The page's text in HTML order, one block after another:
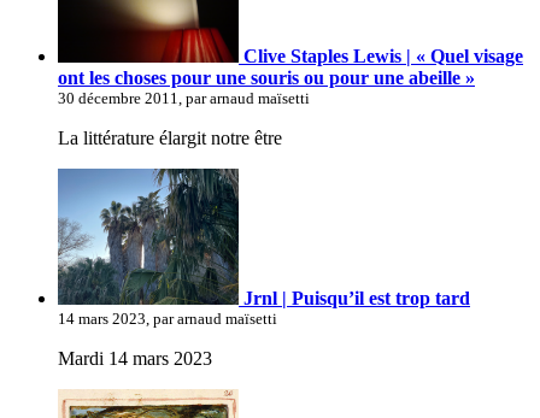
Clive Staples Lewis | « Quel visage
ont les choses pour une souris ou pour une abeille »
30 décembre 2011, par arnaud maïsetti
La littérature élargit notre être
Jrnl | Puisqu’il est trop tard
14 mars 2023, par arnaud maïsetti
Mardi 14 mars 2023